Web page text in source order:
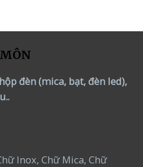
đèn (mica, bạt, đèn led),
Inox, Chữ Mica, Chữ